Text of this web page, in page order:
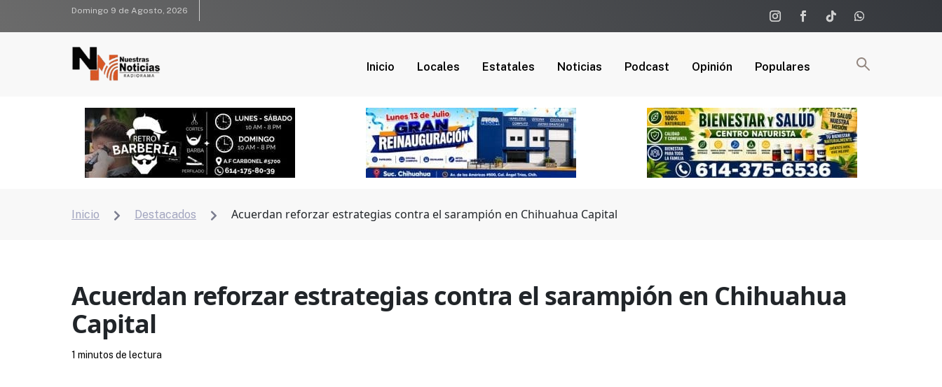
Domingo 9 de Agosto, 2026
Inicio Locales Estatales Noticias Podcast Opinión Populares
Inicio  Destacados  Acuerdan reforzar estrategias contra el sarampión en Chihuahua Capital
Acuerdan reforzar estrategias contra el sarampión en Chihuahua
Capital
1 minutos de lectura